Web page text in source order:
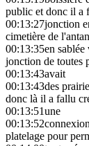
public et donc il a
00:13:27jonction
cimetière de
00:13:35en
jonction de toutes
00:13:43avait
00:13:43des
donc là il a fallu
00:13:51une
00:13:52
platelage pour